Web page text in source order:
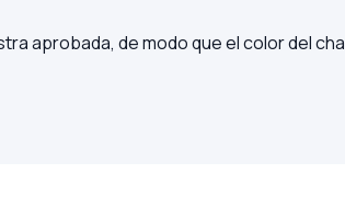
aprobada, de modo que el color del